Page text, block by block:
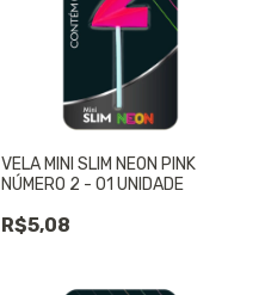
VELA MINI SLIM NEON PINK
NÚMERO 2 - 01 UNIDADE
R$5,08